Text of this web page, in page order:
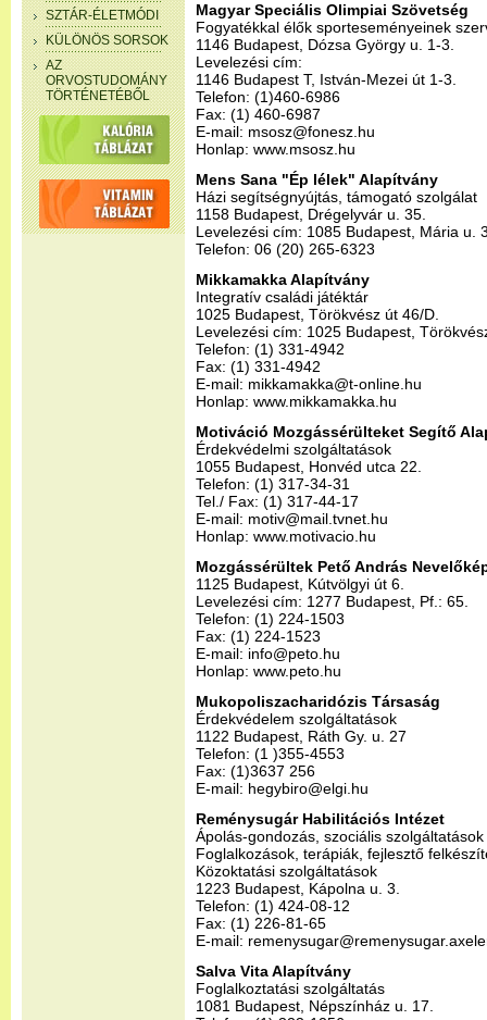
SZTÁR-ÉLETMÓDI
KÜLÖNÖS SORSOK
AZ
ORVOSTUDOMÁNY
TÖRTÉNETÉBŐL
Magyar Speciális Olimpiai Szövetség
Fogyatékkal élők sporteseményeinek
1146 Budapest, Dózsa György u. 1-3.
Levelezési cím:
1146 Budapest T, István-Mezei út 1-3.
Telefon: (1)460-6986
Fax: (1) 460-6987
E-mail: msosz@fonesz.hu
Honlap: www.msosz.hu
Mens Sana "Ép lélek" Alapítvány
Házi segítségnyújtás, támogató szolgálat
1158 Budapest, Drégelyvár u. 35.
Levelezési cím: 1085 Budapest, Mária u.
Telefon: 06 (20) 265-6323
Mikkamakka Alapítvány
Integratív családi játéktár
1025 Budapest, Törökvész út 46/D.
Levelezési cím: 1025 Budapest,
Telefon: (1) 331-4942
Fax: (1) 331-4942
E-mail: mikkamakka@t-online.hu
Honlap: www.mikkamakka.hu
Motiváció Mozgássérülteket Segítő
Érdekvédelmi szolgáltatások
1055 Budapest, Honvéd utca 22.
Telefon: (1) 317-34-31
Tel./ Fax: (1) 317-44-17
E-mail: motiv@mail.tvnet.hu
Honlap: www.motivacio.hu
Mozgássérültek Pető András
1125 Budapest, Kútvölgyi út 6.
Levelezési cím: 1277 Budapest, Pf.: 65.
Telefon: (1) 224-1503
Fax: (1) 224-1523
E-mail: info@peto.hu
Honlap: www.peto.hu
Mukopoliszacharidózis Társaság
Érdekvédelem szolgáltatások
1122 Budapest, Ráth Gy. u. 27
Telefon: (1 )355-4553
Fax: (1)3637 256
E-mail: hegybiro@elgi.hu
Reménysugár Habilitációs Intézet
Ápolás-gondozás, szociális szolgáltatások
Foglalkozások, terápiák, fejlesztő
Közoktatási szolgáltatások
1223 Budapest, Kápolna u. 3.
Telefon: (1) 424-08-12
Fax: (1) 226-81-65
E-mail:
Salva Vita Alapítvány
Foglalkoztatási szolgáltatás
1081 Budapest, Népszínház u. 17.